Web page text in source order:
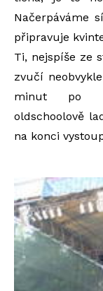
Načerpáváme
připravuje
Ti, nejspíše ze
zvučí
minut po
oldschoolově
na konci